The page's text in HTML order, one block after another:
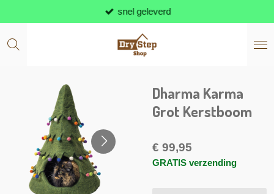
direct
naar
snel geleverd
Dharma Karma
Grot Kerstboom
€ 99,95
GRATIS verzending